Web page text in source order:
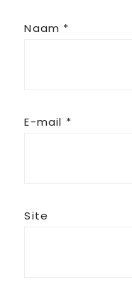
Naam *
E-mail *
Site